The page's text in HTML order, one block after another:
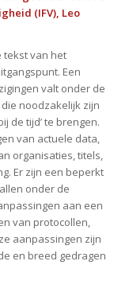
(IFV), Leo
tekst van het
Een
valt onder de
die noodzakelijk zijn
de tijd’ te brengen.
van actuele data,
organisaties, titels,
Er zijn een beperkt
onder de
aan een
van protocollen,
aanpassingen zijn
en breed gedragen